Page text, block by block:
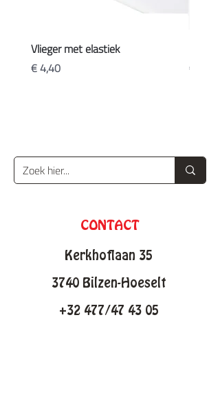
Vlieger met elastiek
Prijs
€ 4,40
Prijs
€ 20,90
CONTACT
Kerkhoflaan 35
3740 Bilzen-Hoeselt
+32 477/47 43 05